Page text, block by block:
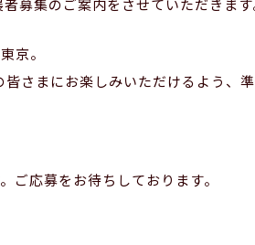
募集のご案内をさせていただきます
京。
さまにお楽しみいただけるよう、準
ご応募をお待ちしております。